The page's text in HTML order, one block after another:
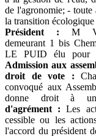
de l'agronomie; - toute
la transition
Président : M
demeurant 1 bis
LE PUID élu pour
Admission aux
droit de vote :
convoqué aux
donne droit à
d'agrément : Les
cessible ou les
l'accord du président